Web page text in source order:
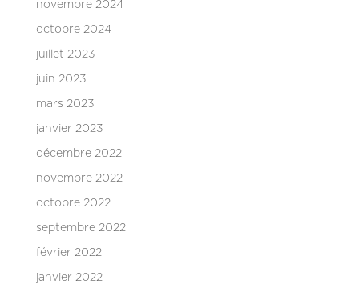
novembre 2024
octobre 2024
juillet 2023
juin 2023
mars 2023
janvier 2023
décembre 2022
novembre 2022
octobre 2022
septembre 2022
février 2022
janvier 2022